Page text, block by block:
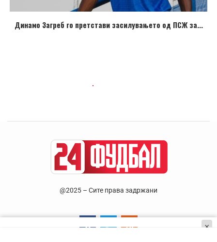
Динамо Загреб го претстави засилувањето од ПСЖ за...
@2025 – Сите права задржани
×